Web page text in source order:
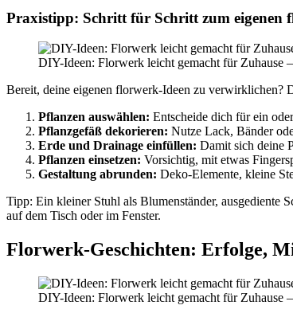
Praxistipp: Schritt für Schritt zum eigenen
DIY-Ideen: Florwerk leicht gemacht für Zuhause
Bereit, deine eigenen florwerk-Ideen zu verwirklichen?
Pflanzen auswählen: Entscheide dich für ein
Pflanzgefäß dekorieren: Nutze Lack, Bänder
Erde und Drainage einfüllen: Damit sich deine
Pflanzen einsetzen: Vorsichtig, mit etwas
Gestaltung abrunden: Deko-Elemente, kleine
Tipp: Ein kleiner Stuhl als Blumenständer, ausgediente
auf dem Tisch oder im Fenster.
Florwerk-Geschichten: Erfolge,
DIY-Ideen: Florwerk leicht gemacht für Zuhause